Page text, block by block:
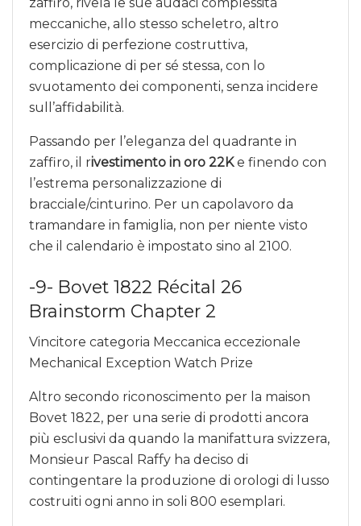
meccaniche, allo stesso scheletro, altro
esercizio di perfezione costruttiva,
complicazione di per sé stessa, con lo
svuotamento dei componenti, senza incidere
sull’affidabilità.
Passando per l’eleganza del quadrante in
zaffiro, il rivestimento in oro 22Ke finendo con
l’estrema personalizzazione di
bracciale/cinturino. Per un capolavoro da
tramandare in famiglia, non per niente visto
che il calendario è impostato sino al 2100.
-9- Bovet 1822 Récital 26
Brainstorm Chapter 2
Vincitore categoria Meccanica eccezionale
Mechanical Exception Watch Prize
Altro secondo riconoscimento per la maison
Bovet 1822, per una serie di prodotti ancora
più esclusivi da quando la manifattura svizzera,
Monsieur Pascal Raffy ha deciso di
contingentare la produzione di orologi di lusso
costruiti ogni anno in soli 800 esemplari.